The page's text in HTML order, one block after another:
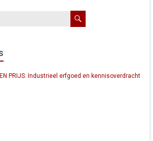
PRIJS: Industrieel erfgoed en kennisoverdracht